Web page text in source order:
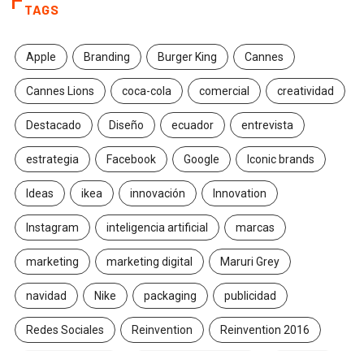
TAGS
Apple Branding Burger King Cannes
Cannes Lions coca-cola comercial creatividad
Destacado Diseño ecuador entrevista
estrategia Facebook Google Iconic brands
Ideas ikea innovación Innovation
Instagram inteligencia artificial marcas
marketing marketing digital Maruri Grey
navidad Nike packaging publicidad
Redes Sociales Reinvention Reinvention 2016